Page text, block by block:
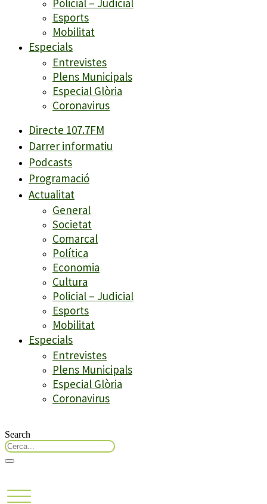
Policial – Judicial
Esports
Mobilitat
Especials
Entrevistes
Plens Municipals
Especial Glòria
Coronavirus
Directe 107.7FM
Darrer informatiu
Podcasts
Programació
Actualitat
General
Societat
Comarcal
Política
Economia
Cultura
Policial – Judicial
Esports
Mobilitat
Especials
Entrevistes
Plens Municipals
Especial Glòria
Coronavirus
Search